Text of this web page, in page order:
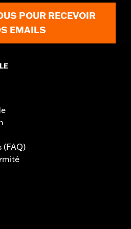
POUR RECEVOIR
EMAILS